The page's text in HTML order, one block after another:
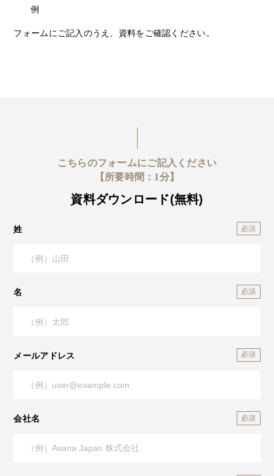
例
フォームにご記入のうえ、資料をご確認ください。
こちらのフォームにご記入ください
【所要時間：1分】
資料ダウンロード(無料)
姓
名
メールアドレス
会社名